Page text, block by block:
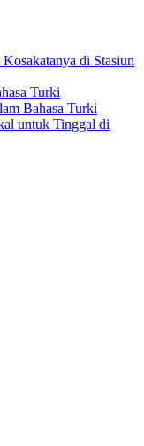
di Stasiun
Turki
Bahasa Turki
untuk Tinggal di